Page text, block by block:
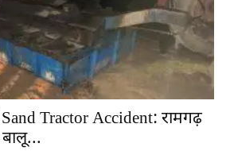
Tractor Accident: रामगढ़